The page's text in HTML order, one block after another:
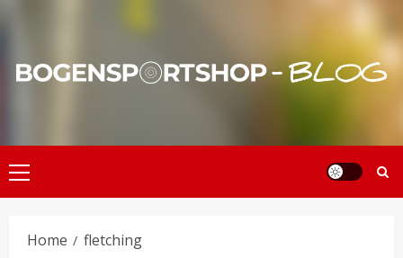
Primary
Menu
Home fletching